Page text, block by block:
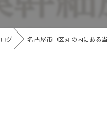
ごあ
グ 名古屋市中区丸の内にある